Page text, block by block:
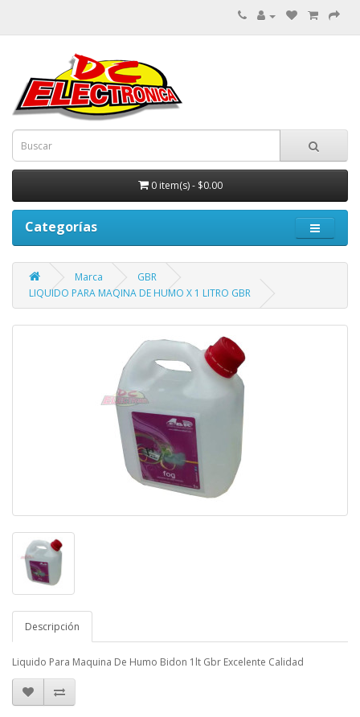
0 item(s) - $0.00
Categorías
Marca
GBR
LIQUIDO PARA MAQINA DE HUMO X 1 LITRO GBR
Descripción
Liquido Para Maquina De Humo Bidon 1lt Gbr Excelente Calidad